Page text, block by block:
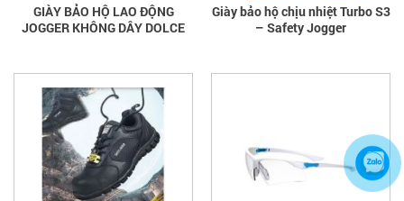
GIÀY BẢO HỘ LAO ĐỘNG
JOGGER KHÔNG DÂY DOLCE
Giày bảo hộ chịu nhiệt Turbo S3
– Safety Jogger